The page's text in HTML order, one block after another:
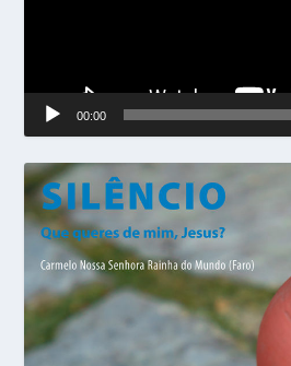
00:00